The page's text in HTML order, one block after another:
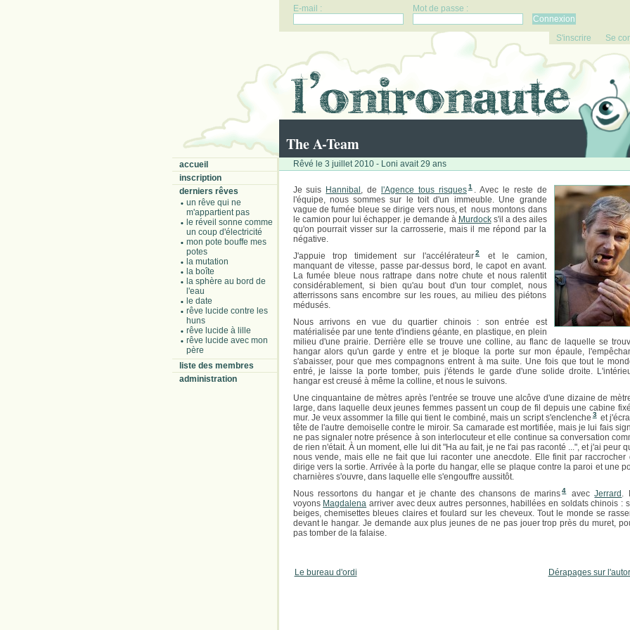
E-mail : Mot de passe :
S'inscrire Se
The A-Team
accueil
inscription
derniers rêves
un rêve qui ne
m'appartient pas
le réveil sonne comme
un coup d'électricité
mon pote bouffe mes
potes
la mutation
la boîte
la sphère au bord de
l'eau
le date
rêve lucide contre les
huns
rêve lucide à lille
rêve lucide avec mon
père
liste des membres
administration
Rêvé le 3 juillet 2010 - Loni avait 29 ans
Je suis Hannibal , de l'Agence tous risques1 . Avec le reste de
l'équipe, nous sommes sur le toit d'un immeuble. Une grande
vague de fumée bleue se dirige vers nous, et nous montons dans
le camion pour lui échapper. je demande à Murdocks'il a des ailes
qu'on pourrait visser sur la carrosserie, mais il me répond par la
négative.
J'appuie trop timidement sur l'accélérateur2
et le camion,
manquant de vitesse, passe par-dessus bord, le capot en avant.
La fumée bleue nous rattrape dans notre chute et nous ralentit
considérablement, si bien qu'au bout d'un tour complet, nous
atterrissons sans encombre sur les roues, au milieu des piétons
médusés.
Nous arrivons en vue du quartier chinois : son entrée est
matérialisée par une tente d'indiens géante, en plastique, en plein
milieu d'une prairie. Derrière elle se trouve une colline, au flanc de laquelle se
hangar alors qu'un garde y entre et je bloque la porte sur mon épaule,
s'abaisser, pour que mes compagnons entrent à ma suite. Une fois que tout le
entré, je laisse la porte tomber, puis j'étends le garde d'une solide droite.
hangar est creusé à même la colline, et nous le suivons.
Une cinquantaine de mètres après l'entrée se trouve une alcôve d'une dizaine de
large, dans laquelle deux jeunes femmes passent un coup de fil depuis une cabine
mur. Je veux assommer la fille qui tient le combiné, mais un script s'enclenche 3 et
tête de l'autre demoiselle contre le miroir. Sa camarade est mortifiée, mais je lui fais
ne pas signaler notre présence à son interlocuteur et elle continue sa conversation
de rien n'était. À un moment, elle lui dit "Ha au fait, je ne t'ai pas raconté ...", et j'ai peur
nous vende, mais elle ne fait que lui raconter une anecdote. Elle finit par raccrocher
dirige vers la sortie. Arrivée à la porte du hangar, elle se plaque contre la paroi et une
charnières s'ouvre, dans laquelle elle s'engouffre aussitôt.
Nous ressortons du hangar et je chante des chansons de marins 4 avecJerrard .
voyons Magdalena arriver avec deux autres personnes, habillées en soldats chinois :
beiges, chemisettes bleues claires et foulard sur les cheveux. Tout le monde se
devant le hangar. Je demande aux plus jeunes de ne pas jouer trop près du muret,
pas tomber de la falaise.
Le bureau d'ordi Dérapages sur